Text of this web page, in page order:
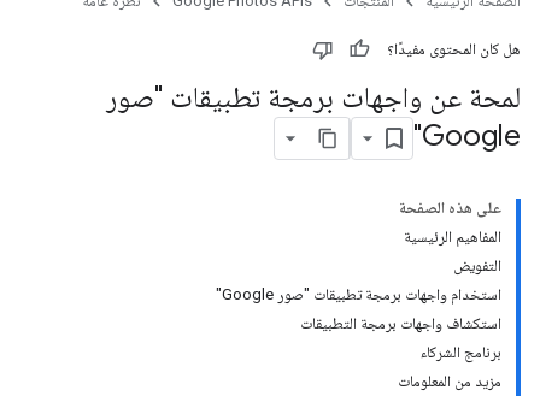
هل كان المحتوى مفيدًا؟
لمحة عن واجهات برمجة تطبيقات "صور
Google"
على هذه الصفحة
المفاهيم الرئيسية
التفويض
استخدام واجهات برمجة تطبيقات "صور Google"
استكشاف واجهات برمجة التطبيقات
برنامج الشركاء
مزيد من المعلومات